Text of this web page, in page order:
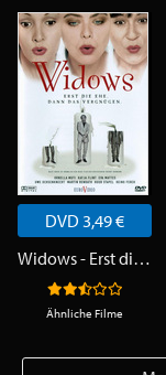
DVD 3,49 €
Widows - Erst die Ehe, dann das Vergnügen
Ähnliche Filme